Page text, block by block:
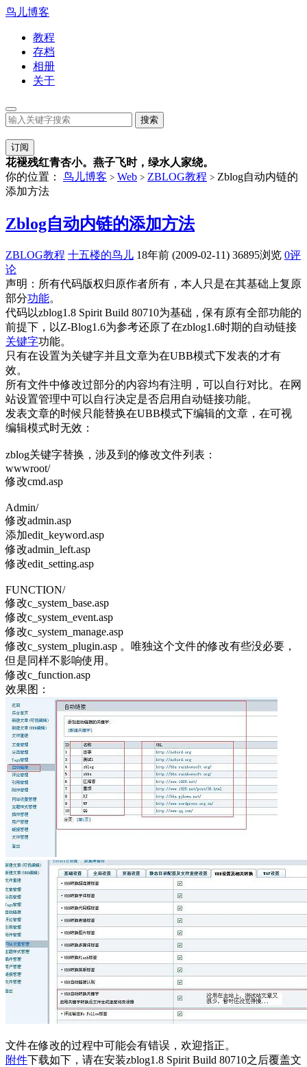
鸟儿博客
教程
存档
相册
关于
订阅
花褪残红青杏小。燕子飞时，绿水人家绕。
你的位置： 鸟儿博客 > Web > ZBLOG教程 > Zblog自动内链的
添加方法
Zblog自动内链的添加方法
ZBLOG教程 十五楼的鸟儿 18年前 (2009-02-11) 36895浏览 0评
论
声明：所有代码版权归原作者所有，本人只是在其基础上复原
部分功能。
代码以zblog1.8 Spirit Build 80710为基础，保有原有全部功能的
前提下，以Z-Blog1.6为参考还原了在zblog1.6时期的自动链接
关键字功能。
只有在设置为关键字并且文章为在UBB模式下发表的才有
效。
所有文件中修改过部分的内容均有注明，可以自行对比。在网
站设置管理中可以自行决定是否启用自动链接功能。
发表文章的时候只能替换在UBB模式下编辑的文章，在可视
编辑模式时无效：
zblog关键字替换，涉及到的修改文件列表：
wwwroot/
修改cmd.asp
Admin/
修改admin.asp
添加edit_keyword.asp
修改admin_left.asp
修改edit_setting.asp
FUNCTION/
修改c_system_base.asp
修改c_system_event.asp
修改c_system_manage.asp
修改c_system_plugin.asp 。唯独这个文件的修改有些没必要，
但是同样不影响使用。
修改c_function.asp
效果图：
文件在修改的过程中可能会有错误，欢迎指正。
附件下载如下，请在安装zblog1.8 Spirit Build 80710之后覆盖文